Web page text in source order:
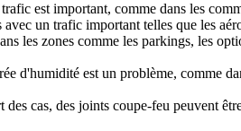
est important, comme dans les
un trafic important telles que les
les zones comme les parkings, les
d'humidité est un problème, comme
des cas, des joints coupe-feu peuvent